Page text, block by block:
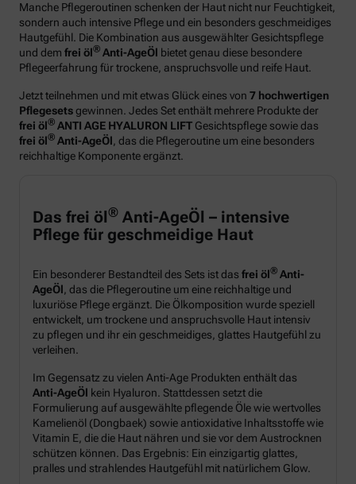
Manche Pflegeroutinen schenken der Haut nicht nur Feuchtigkeit,
sondern auch intensive Pflege und ein besonders geschmeidiges
Hautgefühl. Die Kombination aus ausgewählter Gesichtspflege
und dem frei öl® Anti-AgeÖl bietet genau diese besondere
Pflegeerfahrung für trockene, anspruchsvolle und reife Haut.
Jetzt teilnehmen und mit etwas Glück eines von 7 hochwertigen
Pflegesetsgewinnen. Jedes Set enthält mehrere Produkte der
frei öl® ANTI AGE HYALURON LIFT Gesichtspflege sowie das
frei öl® Anti-AgeÖl , das die Pflegeroutine um eine besonders
reichhaltige Komponente ergänzt.
Das frei öl® Anti-AgeÖl – intensive
Pflege für geschmeidige Haut
Ein besonderer Bestandteil des Sets ist das frei öl® Anti-
AgeÖl, das die Pflegeroutine um eine reichhaltige und
luxuriöse Pflege ergänzt. Die Ölkomposition wurde speziell
entwickelt, um trockene und anspruchsvolle Haut intensiv
zu pflegen und ihr ein geschmeidiges, glattes Hautgefühl zu
verleihen.
Im Gegensatz zu vielen Anti-Age Produkten enthält das
Anti-AgeÖl kein Hyaluron. Stattdessen setzt die
Formulierung auf ausgewählte pflegende Öle wie wertvolles
Kamelienöl (Dongbaek) sowie antioxidative Inhaltsstoffe wie
Vitamin E, die die Haut nähren und sie vor dem Austrocknen
schützen können. Das Ergebnis: Ein einzigartig glattes,
pralles und strahlendes Hautgefühl mit natürlichem Glow.